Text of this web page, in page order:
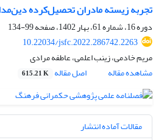
تجربه زیسته مادران تحصیل‌کرده
دوره 16، شماره 61، بهار 1402، صفحه
99-134
10.22034/jsfc.2022.286742.2263
مریم خادمی، زینب اعلمی، عاطفه مرادی
مشاهده مقاله
اصل مقاله 615.21 K
مقالات آماده انتشار